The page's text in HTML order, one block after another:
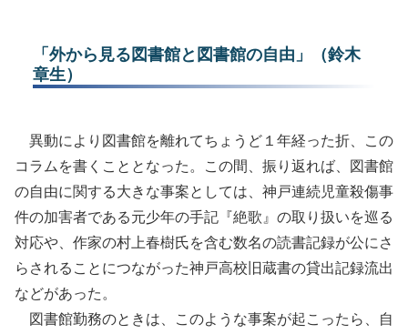
「外から見る図書館と図書館の自由」（鈴木
章生）
異動により図書館を離れてちょうど１年経った折、この
コラムを書くこととなった。この間、振り返れば、図書館
の自由に関する大きな事案としては、神戸連続児童殺傷事
件の加害者である元少年の手記『絶歌』の取り扱いを巡る
対応や、作家の村上春樹氏を含む数名の読書記録が公にさ
らされることにつながった神戸高校旧蔵書の貸出記録流出
などがあった。
図書館勤務のときは、このような事案が起こったら、自